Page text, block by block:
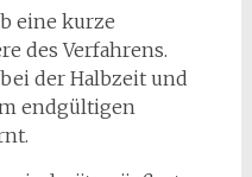
eine kurze
des Verfahrens.
der Halbzeit und
endgültigen